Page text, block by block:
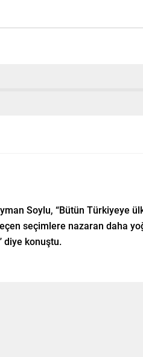
Soylu, “Bütün Türkiyeye
seçimlere nazaran daha
diye konuştu.